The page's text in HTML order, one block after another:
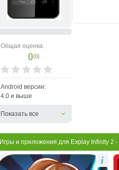
Общая оценка:
0(0)
Android версии:
4.0 и выше
Показать все
Игры и приложения для Explay Infinity 2 -
i